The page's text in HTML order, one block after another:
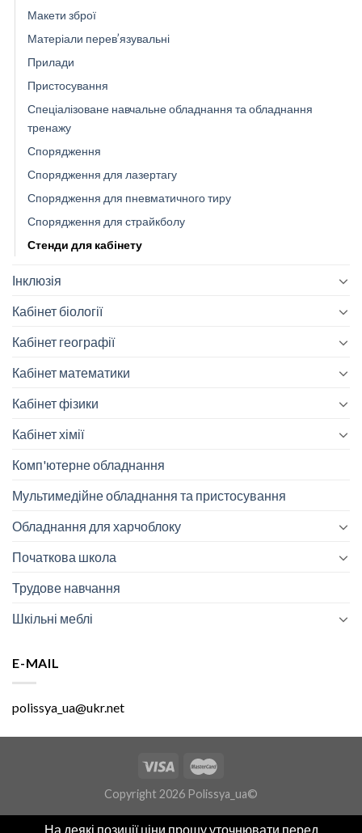
Макети зброї
Матеріали перев’язувальні
Прилади
Пристосування
Спеціалізоване навчальне обладнання та обладнання
тренажу
Спорядження
Спорядження для лазертагу
Спорядження для пневматичного тиру
Спорядження для страйкболу
Стенди для кабінету
Інклюзія
Кабінет біології
Кабінет географії
Кабінет математики
Кабінет фізики
Кабінет хімії
Комп'ютерне обладнання
Мультимедійне обладнання та пристосування
Обладнання для харчоблоку
Початкова школа
Трудове навчання
Шкільні меблі
E-MAIL
polissya_ua@ukr.net
Copyright 2026 Polissya_ua©
На деякі позиції ціни прошу уточнювати перед